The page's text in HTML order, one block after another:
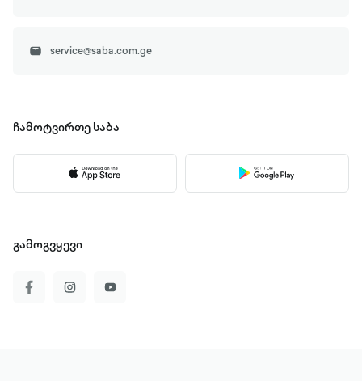
service@saba.com.ge
ჩამოტვირთე საბა
გამოგვყევი